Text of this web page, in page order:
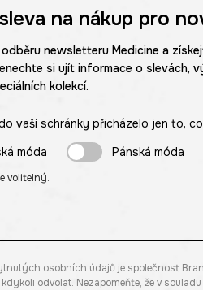
materiálu dodává šatům
v zelené barvě dodává šatům
na nákup pro
newsletteru Medicine a
si ujít informace o slevách,
kolekcí.
vaší schránky přicházelo jen to,
móda
Pánská móda
volitelný.
osobních údajů je společnost
odvolat. Nezapomeňte, že v